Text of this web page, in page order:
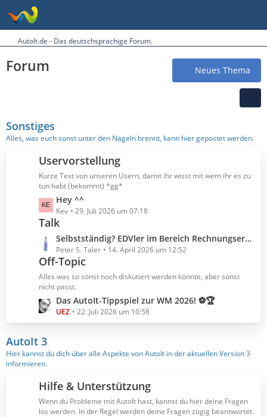
AutoIt.de - Das deutschsprachige Forum.
Forum Neues Thema
Sonstiges
Alles, was euch sonst unter den Nägeln brennt, kann hier gepostet werden.
Uservorstellung
Kurze Text von unseren Usern, damit ihr wisst mit wem ihr es zu
tun habt (bekommt) *gg*
L
e
t
e
B
e
t
g
e
Hey ^^
Kev 29. Juli 2026 um 07:18
Talk
t
z
t
e
B
e
t
r
ä
g
e
Selbstständig? EDVler im Bereich Rechnungserstellung?
Peter S. Taler 14. April 2026 um 12:52
Off-Topic
Alles was so sonst noch diskutiert werden könnte, aber sonst
nicht passt.
L
e
t
z
t
e
e
i
t
Das AutoIt-Tippspiel zur WM 2026! ⚽🏆
UEZ 22. Juli 2026 um 10:58
AutoIt 3
Hier kannst du dich über alle Aspekte von AutoIt in der aktuellen Version 3
informieren.
Hilfe & Unterstützung
Wenn du Probleme mit AutoIt hast, kannst du hier deine Fragen
los werden. In der Regel werden deine Fragen zügig beantwortet.